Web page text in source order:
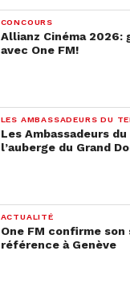
CONCOURS
Allianz Cinéma 2026:
avec One FM!
LES AMBASSADEURS DU
Les Ambassadeurs
l’auberge du Grand
ACTUALITÉ
One FM confirme
référence à Genève